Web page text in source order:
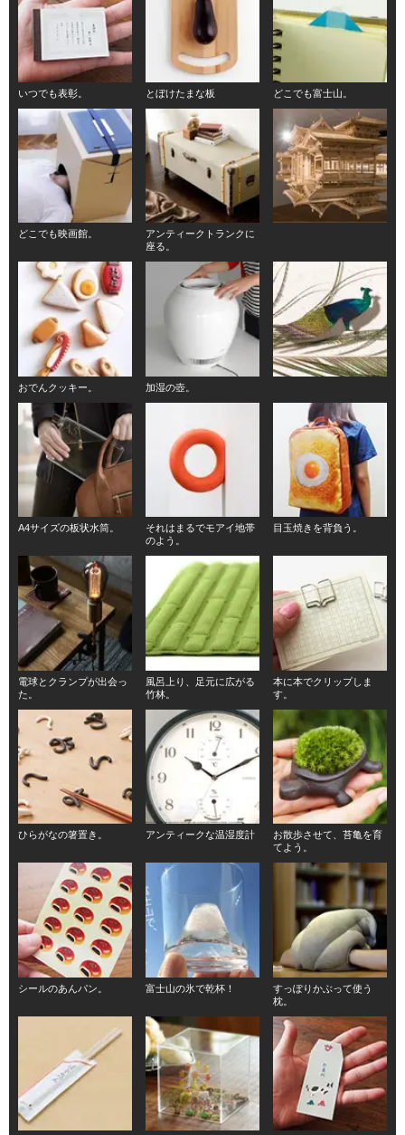
いつでも表彰。 とぼけたまな板 どこでも富士山。
どこでも映画館。
アンティークトランクに
座る。
おでんクッキー。 加湿の壺。
A4サイズの板状水筒。
それはまるでモアイ地帯
のよう。
目玉焼きを背負う。
電球とクランプが出会っ
た。
風呂上り、足元に広がる
竹林。
本に本でクリップしま
す。
ひらがなの箸置き。 アンティークな温湿度計
お散歩させて、苔亀を育
てよう。
シールのあんパン。 富士山の氷で乾杯！
すっぽりかぶって使う
枕。